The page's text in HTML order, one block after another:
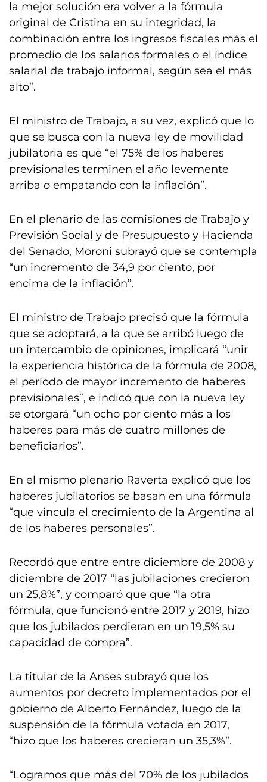
la mejor solución era volver a la fórmula
original de Cristina en su integridad, la
combinación entre los ingresos fiscales más el
promedio de los salarios formales o el índice
salarial de trabajo informal, según sea el más
alto”.
El ministro de Trabajo, a su vez, explicó que lo
que se busca con la nueva ley de movilidad
jubilatoria es que “el 75% de los haberes
previsionales terminen el año levemente
arriba o empatando con la inflación”.
En el plenario de las comisiones de Trabajo y
Previsión Social y de Presupuesto y Hacienda
del Senado, Moroni subrayó que se contempla
“un incremento de 34,9 por ciento, por
encima de la inflación”.
El ministro de Trabajo precisó que la fórmula
que se adoptará, a la que se arribó luego de
un intercambio de opiniones, implicará “unir
la experiencia histórica de la fórmula de 2008,
el período de mayor incremento de haberes
previsionales”, e indicó que con la nueva ley
se otorgará “un ocho por ciento más a los
haberes para más de cuatro millones de
beneficiarios”.
En el mismo plenario Raverta explicó que los
haberes jubilatorios se basan en una fórmula
“que vincula el crecimiento de la Argentina al
de los haberes personales”.
Recordó que entre entre diciembre de 2008 y
diciembre de 2017 “las jubilaciones crecieron
un 25,8%”, y comparó que que “la otra
fórmula, que funcionó entre 2017 y 2019, hizo
que los jubilados perdieran en un 19,5% su
capacidad de compra”.
La titular de la Anses subrayó que los
aumentos por decreto implementados por el
gobierno de Alberto Fernández, luego de la
suspensión de la fórmula votada en 2017,
“hizo que los haberes crecieran un 35,3%”.
“Logramos que más del 70% de los jubilados